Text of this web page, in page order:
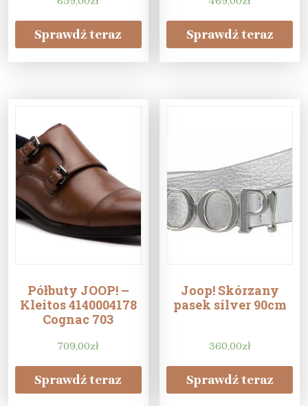
Sprawdź teraz Sprawdź teraz
Półbuty JOOP! –
Kleitos 4140004178
Cognac 703
709,00zł
Sprawdź teraz
Joop! Skórzany
pasek silver 90cm
360,00zł
Sprawdź teraz